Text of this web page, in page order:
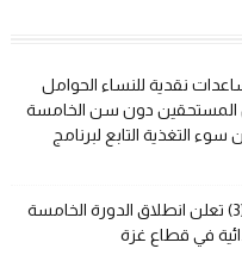
نقدية للنساء الحوامل
المستحقين دون سن الخامسة
التغذية التابع لبرنامج
عملية الفارس الشهم (3) تعلن انطلاق الدورة الخامسة
في قطاع غزة